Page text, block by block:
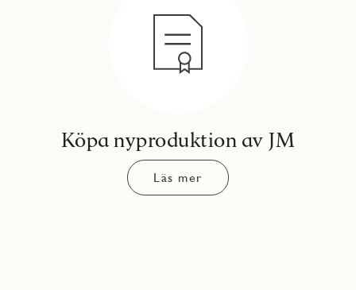
Köpa nyproduktion av JM
Läs mer